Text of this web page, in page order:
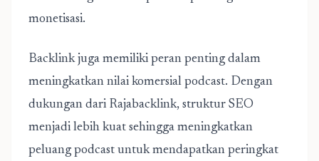
monetisasi.
Backlink juga memiliki peran penting dalam
meningkatkan nilai komersial podcast. Dengan
dukungan dari Rajabacklink, struktur SEO
menjadi lebih kuat sehingga meningkatkan
peluang podcast untuk mendapatkan peringkat